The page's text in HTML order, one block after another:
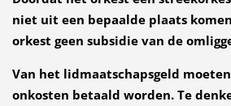
niet uit een bepaalde plaats
orkest geen subsidie van de
Van het lidmaatschapsgeld
onkosten betaald worden. Te